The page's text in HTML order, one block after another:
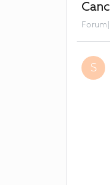
S